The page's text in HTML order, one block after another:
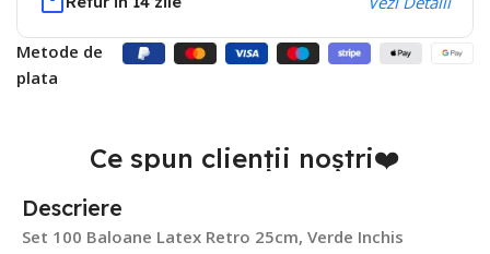
Metode de
plata
Ce spun clienții noștri❤️
Descriere
Set 100 Baloane Latex Retro 25cm, Verde Inchis